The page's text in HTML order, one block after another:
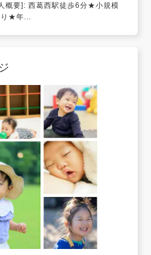
概要]: 西葛西駅徒歩6分★小規模
★年...